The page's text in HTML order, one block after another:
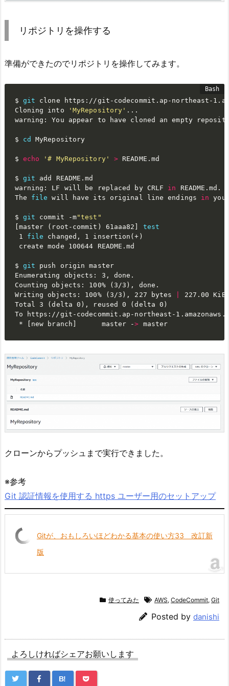
リポジトリを操作する
準備ができたのでリポジトリを操作してみます。
$ git clone https://git-codecommit.ap-northeast-
Cloning into
'MyRepository' .. .
warning: You appear to have cloned an empty
$ cd MyRepository
$ echo '# MyRepository' > README.md
$ git add README.md
warning: LF will be replaced by CRLF in README.md.
The file will have its original line endings in
$ git commit -m"test"
master ( root-commit ) 61aaa82
test
1 file changed, 1 insertion (+ )
create mode 100644 README.md
$ git push origin master
Enumerating objects: 3, done.
Counting objects: 100%
( 3/3 ) , done.
Writing objects: 100%
( 3/3 ) , 227 bytes
227.00
Total 3
(delta 0 ) , reused 0 (delta 0 )
To https://git-codecommit.ap-northeast-
*
new branch
      master -
> master
クローンからプッシュまで実行できました。
※参考
Git 認証情報を使用する https ユーザー用のセットアップ
Gitが、おもしろいほどわかる基本の使い方33 改訂新
版
使ってみた AWS, CodeCommit, Git
Posted by danishi
よろしければシェアお願いします
B!